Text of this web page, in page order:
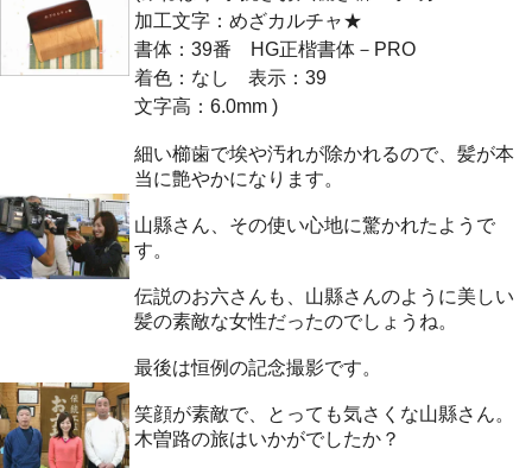
加工文字：めざカルチャ★
書体：39番 HG正楷書体－PRO
着色：なし 表示：39
文字高：6.0mm )
細い櫛歯で埃や汚れが除かれるので、髪が本
当に艶やかになります。
山縣さん、その使い心地に驚かれたようで
す。
伝説のお六さんも、山縣さんのように美しい
髪の素敵な女性だったのでしょうね。
最後は恒例の記念撮影です。
笑顔が素敵で、とっても気さくな山縣さん。
木曽路の旅はいかがでしたか？